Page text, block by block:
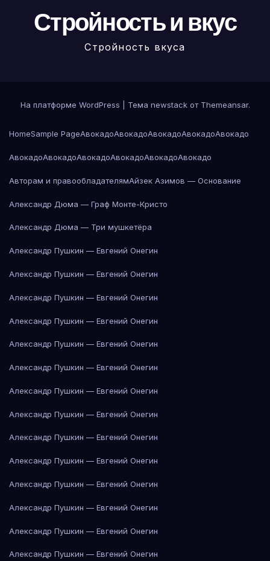
Стройность и вкус
Стройность вкуса
На платформе WordPress Тема newstack от Themeansar.
HomeSample PageАвокадоАвокадоАвокадоАвокадоАвокадо
АвокадоАвокадоАвокадоАвокадоАвокадоАвокадо
Авторам и правообладателямАйзек Азимов — Основание
Александр Дюма — Граф Монте-Кристо
Александр Дюма — Три мушкетёра
Александр Пушкин — Евгений Онегин
Александр Пушкин — Евгений Онегин
Александр Пушкин — Евгений Онегин
Александр Пушкин — Евгений Онегин
Александр Пушкин — Евгений Онегин
Александр Пушкин — Евгений Онегин
Александр Пушкин — Евгений Онегин
Александр Пушкин — Евгений Онегин
Александр Пушкин — Евгений Онегин
Александр Пушкин — Евгений Онегин
Александр Пушкин — Евгений Онегин
Александр Пушкин — Евгений Онегин
Александр Пушкин — Евгений Онегин
Александр Пушкин — Евгений Онегин